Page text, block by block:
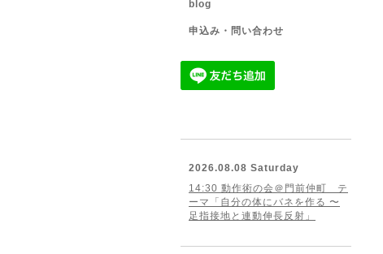
blog
申込み・問い合わせ
2026.08.08 Saturday
14:30 動作術の会＠門前仲町 テ
ーマ「自分の体にバネを作る 〜
足指接地と連動伸長反射」